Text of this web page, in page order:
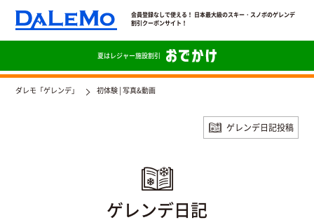
会員登録なしで使える！ 日本最大級のスキー・スノボのゲレンデ
割引クーポンサイト！
夏はレジャー施設割引
ダレモ「ゲレンデ」 初体験 | 写真&動画
ゲレンデ日記投稿
ゲレンデ日記